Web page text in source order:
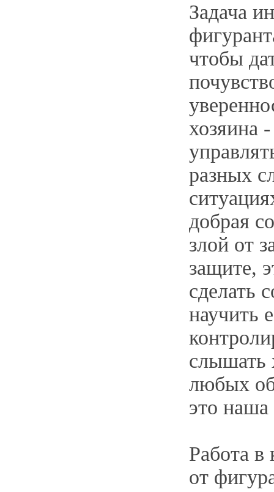
Задача
чтобы
хозяина
разных
добрая
злой от
защите,
сделать
научить
слышать
любых
это наша
Работа в
от